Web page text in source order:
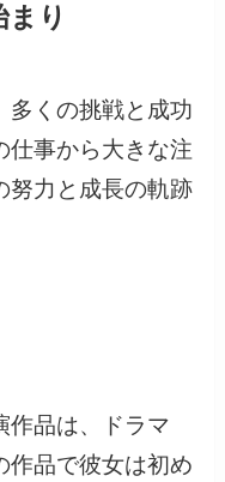
り
多くの挑戦と成功
仕事から大きな注
努力と成長の軌跡
作品は、ドラマ
作品で彼女は初め